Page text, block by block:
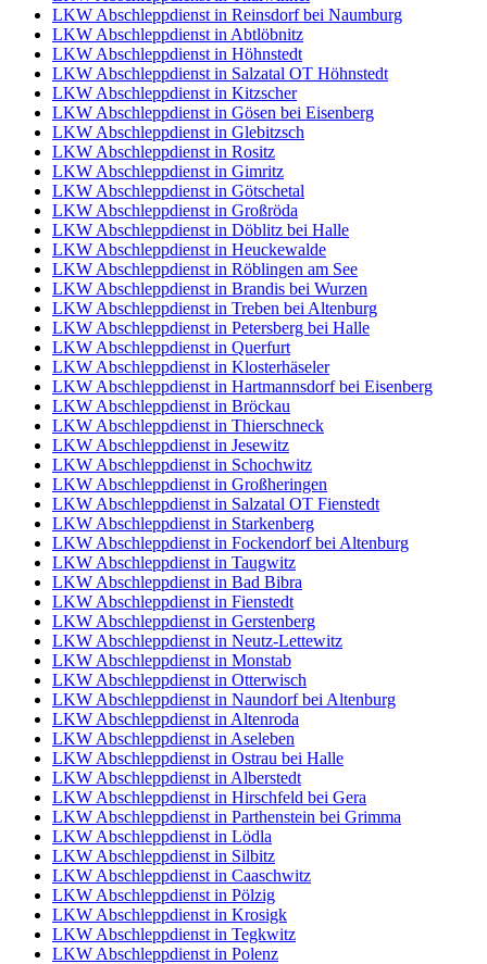
LKW Abschleppdienst in Reinsdorf bei Naumburg
LKW Abschleppdienst in Abtlöbnitz
LKW Abschleppdienst in Höhnstedt
LKW Abschleppdienst in Salzatal OT Höhnstedt
LKW Abschleppdienst in Kitzscher
LKW Abschleppdienst in Gösen bei Eisenberg
LKW Abschleppdienst in Glebitzsch
LKW Abschleppdienst in Rositz
LKW Abschleppdienst in Gimritz
LKW Abschleppdienst in Götschetal
LKW Abschleppdienst in Großröda
LKW Abschleppdienst in Döblitz bei Halle
LKW Abschleppdienst in Heuckewalde
LKW Abschleppdienst in Röblingen am See
LKW Abschleppdienst in Brandis bei Wurzen
LKW Abschleppdienst in Treben bei Altenburg
LKW Abschleppdienst in Petersberg bei Halle
LKW Abschleppdienst in Querfurt
LKW Abschleppdienst in Klosterhäseler
LKW Abschleppdienst in Hartmannsdorf bei Eisenberg
LKW Abschleppdienst in Bröckau
LKW Abschleppdienst in Thierschneck
LKW Abschleppdienst in Jesewitz
LKW Abschleppdienst in Schochwitz
LKW Abschleppdienst in Großheringen
LKW Abschleppdienst in Salzatal OT Fienstedt
LKW Abschleppdienst in Starkenberg
LKW Abschleppdienst in Fockendorf bei Altenburg
LKW Abschleppdienst in Taugwitz
LKW Abschleppdienst in Bad Bibra
LKW Abschleppdienst in Fienstedt
LKW Abschleppdienst in Gerstenberg
LKW Abschleppdienst in Neutz-Lettewitz
LKW Abschleppdienst in Monstab
LKW Abschleppdienst in Otterwisch
LKW Abschleppdienst in Naundorf bei Altenburg
LKW Abschleppdienst in Altenroda
LKW Abschleppdienst in Aseleben
LKW Abschleppdienst in Ostrau bei Halle
LKW Abschleppdienst in Alberstedt
LKW Abschleppdienst in Hirschfeld bei Gera
LKW Abschleppdienst in Parthenstein bei Grimma
LKW Abschleppdienst in Lödla
LKW Abschleppdienst in Silbitz
LKW Abschleppdienst in Caaschwitz
LKW Abschleppdienst in Pölzig
LKW Abschleppdienst in Krosigk
LKW Abschleppdienst in Tegkwitz
LKW Abschleppdienst in Polenz